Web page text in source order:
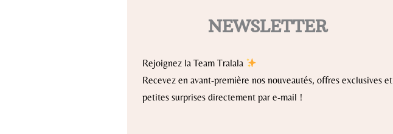
NEWSLETTER
Rejoignez la Team Tralala
Recevez en avant-première nos nouveautés, offres exclusives et
petites surprises directement par e-mail !